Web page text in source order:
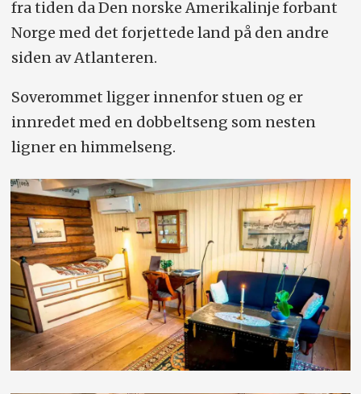
fra tiden da Den norske Amerikalinje forbant
Norge med det forjettede land på den andre
siden av Atlanteren.
Soverommet ligger innenfor stuen og er
innredet med en dobbeltseng som nesten
ligner en himmelseng.